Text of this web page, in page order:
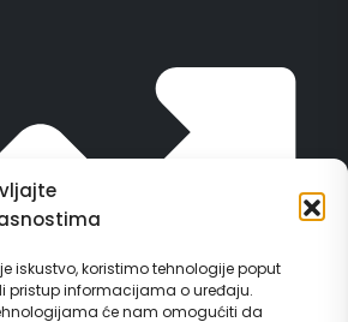
iskustvo, koristimo tehnologije poput
pristup informacijama o uređaju.
će nam omogućiti da